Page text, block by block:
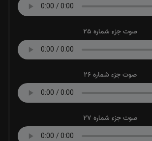
صوت جزء شماره 25
صوت جزء شماره 26
صوت جزء شماره 27